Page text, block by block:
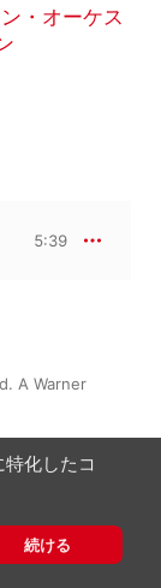
・オーケス
5:39
A Warner
化したコ
続ける